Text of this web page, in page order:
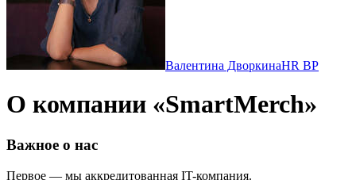
Валентина ДворкинаHR BP
О компании «SmartMerch»
Важное о нас
Первое — мы аккредитованная IT-компания.